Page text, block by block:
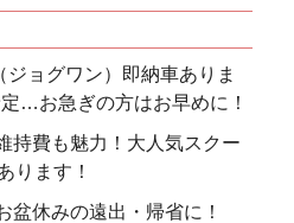
ジョグワン）即納車ありま
…お急ぎの方はお早めに！
持費も魅力！大人気スクー
ります！
盆休みの遠出・帰省に！